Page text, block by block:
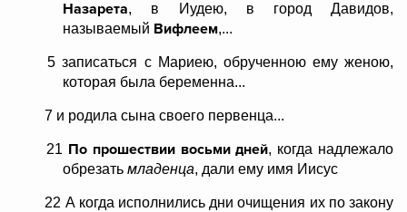
Назарета, в Иудею, в город Давидов,
называемый Вифлеем,...
5 записаться с Мариею, обрученною ему женою,
которая была беременна...
7 и родила сына своего первенца...
21 По прошествии восьми дней, когда надлежало
обрезатьмладенца, дали ему имя Иисус
22 А когда исполнились дни очищения их по закону